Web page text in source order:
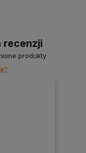
recenzji
produkty